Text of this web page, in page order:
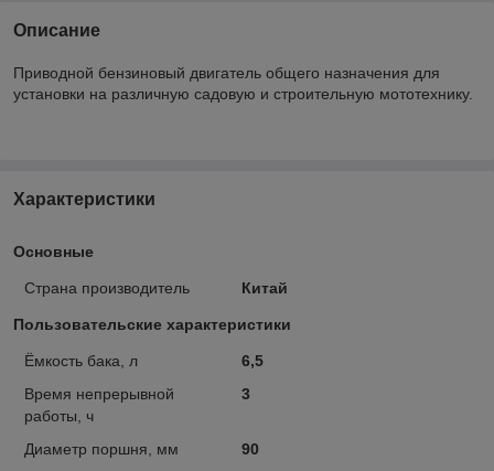
Описание
Приводной бензиновый двигатель общего назначения для
установки на различную садовую и строительную мототехнику.
Характеристики
Основные
Страна производитель Китай
Пользовательские характеристики
Ёмкость бака, л
6,5
Время непрерывной
работы, ч
3
Диаметр поршня, мм
90